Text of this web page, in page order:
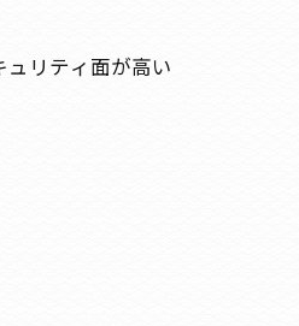
リティ面が高い